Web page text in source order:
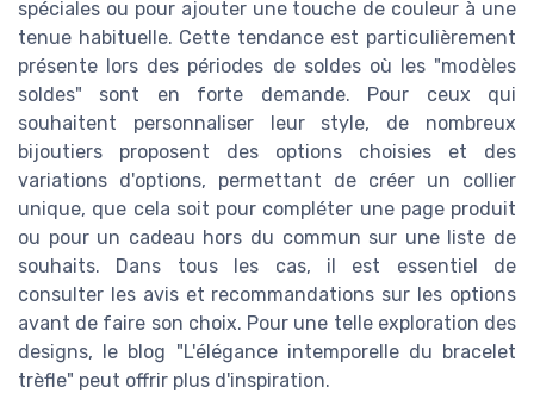
spéciales ou pour ajouter une touche de couleur à une
tenue habituelle. Cette tendance est particulièrement
présente lors des périodes de soldes où les "modèles
soldes" sont en forte demande. Pour ceux qui
souhaitent personnaliser leur style, de nombreux
bijoutiers proposent des options choisies et des
variations d'options, permettant de créer un collier
unique, que cela soit pour compléter une page produit
ou pour un cadeau hors du commun sur une liste de
souhaits. Dans tous les cas, il est essentiel de
consulter les avis et recommandations sur les options
avant de faire son choix. Pour une telle exploration des
designs, le blog "L'élégance intemporelle du bracelet
trèfle" peut offrir plus d'inspiration.